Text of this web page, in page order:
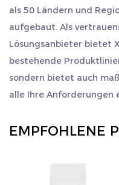
Standard-
Industriestandards
und Zuverlässigkeit.
Prepaid-Zähler:
über die
als 50 Ländern und
aufgebaut. Als
Lösungsanbieter bietet
bestehende
sondern bietet auch
alle Ihre Anforderungen
EMPFOHLENE